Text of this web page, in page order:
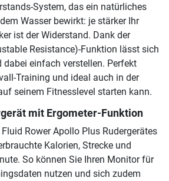
System, das ein natürliches
Wasser bewirkt: je stärker Ihr
ist der Widerstand. Dank der
Resistance)-Funktion lässt sich
dabei einfach verstellen. Perfekt
Training und ideal auch in der
seinem Fitnesslevel starten kann.
mit Ergometer-Funktion
Fluid Rower Apollo Plus Rudergerätes
Kalorien, Strecke und
So können Sie Ihren Monitor für
nutzen und sich zudem